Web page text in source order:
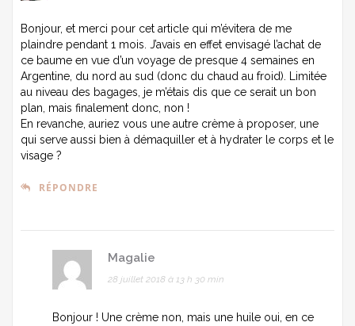
Bonjour, et merci pour cet article qui m’évitera de me
plaindre pendant 1 mois. J’avais en effet envisagé l’achat de
ce baume en vue d’un voyage de presque 4 semaines en
Argentine, du nord au sud (donc du chaud au froid). Limitée
au niveau des bagages, je m’étais dis que ce serait un bon
plan, mais finalement donc, non !
En revanche, auriez vous une autre crème à proposer, une
qui serve aussi bien à démaquiller et à hydrater le corps et le
visage ?
RÉPONDRE
Magalie
28 juillet 2018 à 13 h 30 min
Bonjour ! Une crème non, mais une huile oui, en ce